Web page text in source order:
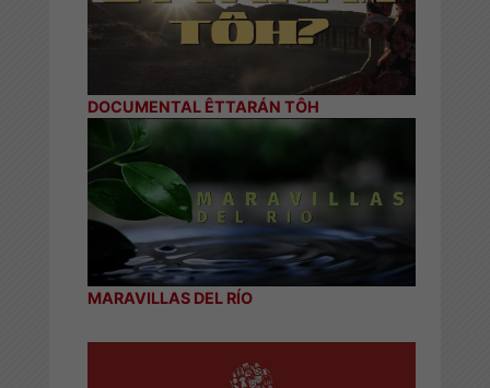
DOCUMENTAL ÊTTARÁN TÔH
MARAVILLAS DEL RÍO